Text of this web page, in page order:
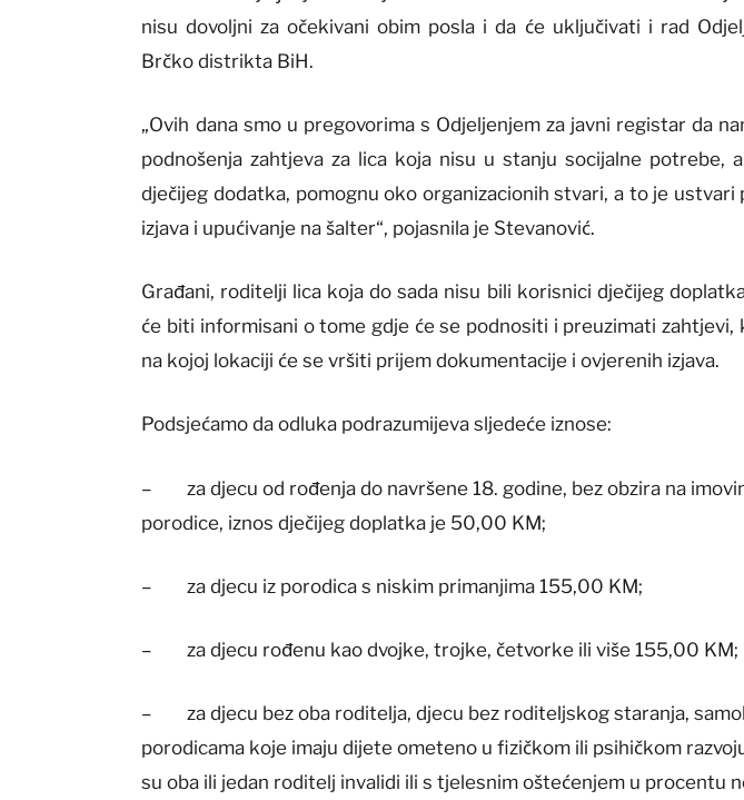
nisu dovoljni za očekivani obim posla i da će uključivati i rad
Brčko distrikta BiH.
„Ovih dana smo u pregovorima s Odjeljenjem za javni registar da
podnošenja zahtjeva za lica koja nisu u stanju socijalne potrebe,
dječijeg dodatka, pomognu oko organizacionih stvari, a to je ustvari
izjava i upućivanje na šalter“, pojasnila je Stevanović.
Građani, roditelji lica koja do sada nisu bili korisnici dječijeg
će biti informisani o tome gdje će se podnositi i preuzimati zahtjevi,
na kojoj lokaciji će se vršiti prijem dokumentacije i ovjerenih izjava.
Podsjećamo da odluka podrazumijeva sljedeće iznose:
– za djecu od rođenja do navršene 18. godine, bez obzira na
porodice, iznos dječijeg doplatka je 50,00 KM;
– za djecu iz porodica s niskim primanjima 155,00 KM;
– za djecu rođenu kao dvojke, trojke, četvorke ili više 155,00 KM;
– za djecu bez oba roditelja, djecu bez roditeljskog staranja,
porodicama koje imaju dijete ometeno u fizičkom ili psihičkom
su oba ili jedan roditelj invalidi ili s tjelesnim oštećenjem u procentu